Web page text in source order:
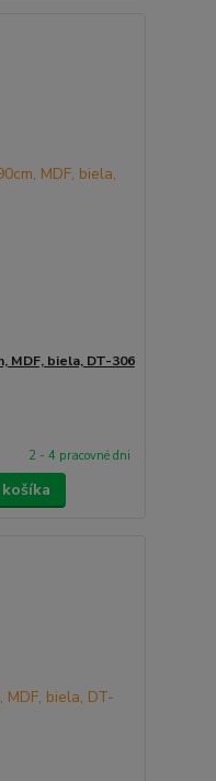
MDF, biela, DT-306
2 - 4 pracovné dni